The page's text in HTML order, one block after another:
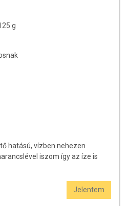
g
hatású, vízben nehezen
iszom így az íze is
Jelentem